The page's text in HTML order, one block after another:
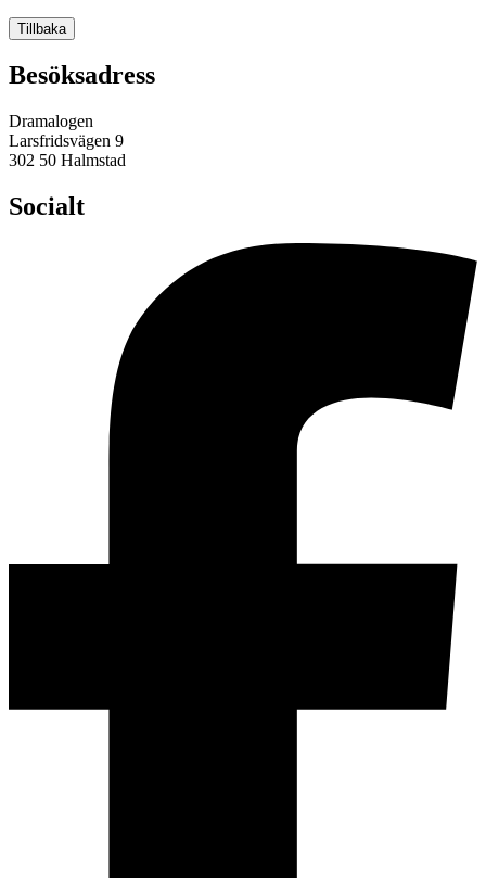
Tillbaka
Besöksadress
Dramalogen
Larsfridsvägen 9
302 50 Halmstad
Socialt